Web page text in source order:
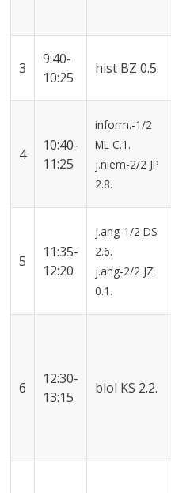
3
9:40-
10:25
hist BZ 0.5.
4
10:40-
11:25
inform.-1/2
ML C.1.
j.niem-2/2 JP
2.8.
5
11:35-
12:20
j.ang-1/2 DS
2.6.
j.ang-2/2 JZ
0.1.
6
12:30-
13:15
biol KS 2.2.